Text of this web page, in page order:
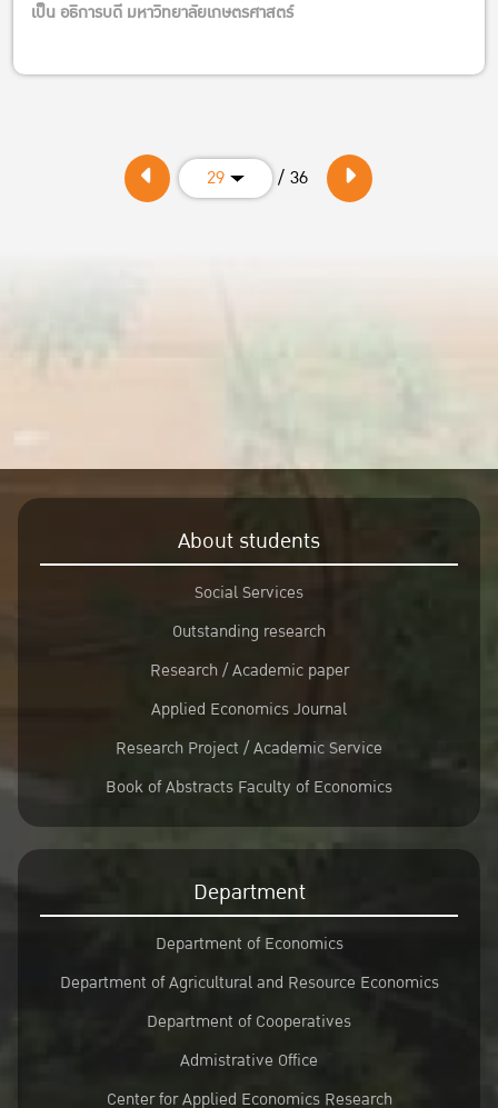
เป็น อธิการบดี มหาวิทยาลัยเกษตรศาสตร์
29 / 36
About students
Social Services
Outstanding research
Research / Academic paper
Applied Economics Journal
Research Project / Academic Service
Book of Abstracts Faculty of Economics
Department
Department of Economics
Department of Agricultural and Resource Economics
Department of Cooperatives
Admistrative Office
Center for Applied Economics Research